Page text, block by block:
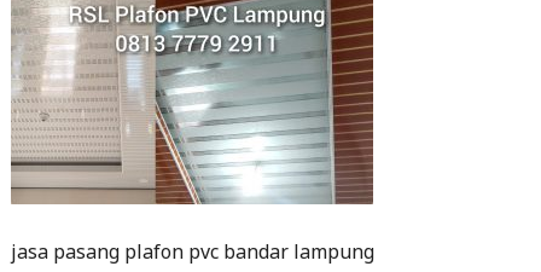
jasa pasang plafon pvc bandar lampung